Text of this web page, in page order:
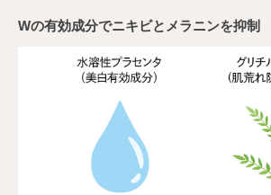
Wの有効成分でニキビとメラニンを抑制